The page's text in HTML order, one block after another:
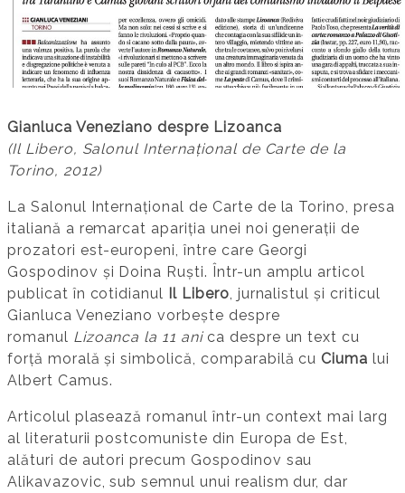
Gianluca Veneziano despre Lizoanca
(Il Libero, Salonul Internațional de Carte de la
Torino, 2012)
La Salonul Internațional de Carte de la Torino, presa
italiană a remarcat apariția unei noi generații de
prozatori est-europeni, între care Georgi
Gospodinov și Doina Ruști. Într-un amplu articol
publicat în cotidianul Il Libero , jurnalistul și criticul
Gianluca Veneziano vorbește despre
romanul Lizoanca la 11 anica despre un text cu
forță morală și simbolică, comparabilă cu Ciuma lui
Albert Camus.
Articolul plasează romanul într-un context mai larg
al literaturii postcomuniste din Europa de Est,
alături de autori precum Gospodinov sau
Alikavazovic, sub semnul unui realism dur, dar